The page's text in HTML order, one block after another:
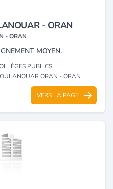
- ORAN
- ORAN
MOYEN.
PUBLICS
ORAN - ORAN
VERS LA PAGE